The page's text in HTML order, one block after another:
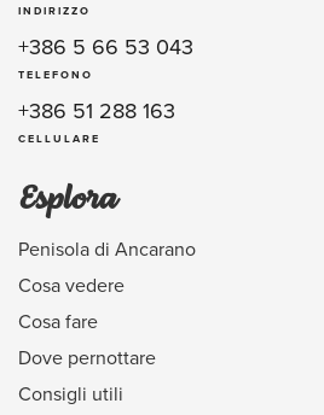
INDIRIZZO
+386 5 66 53 043
TELEFONO
+386 51 288 163
CELLULARE
Esplora
Penisola di Ancarano
Cosa vedere
Cosa fare
Dove pernottare
Consigli utili